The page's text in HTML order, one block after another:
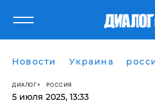
Новости Украина
ДИАЛОГ РОССИЯ
5 июля 2025, 13:33